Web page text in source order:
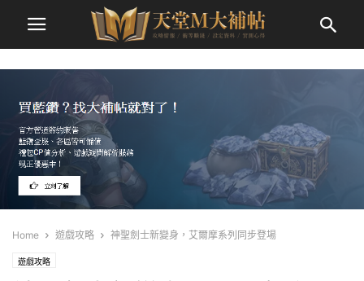
Home 遊戲攻略 神聖劍士新變身，艾爾摩系列同步登場
遊戲攻略